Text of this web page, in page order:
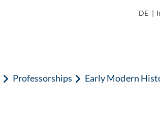
DE |
Professorships Early Modern